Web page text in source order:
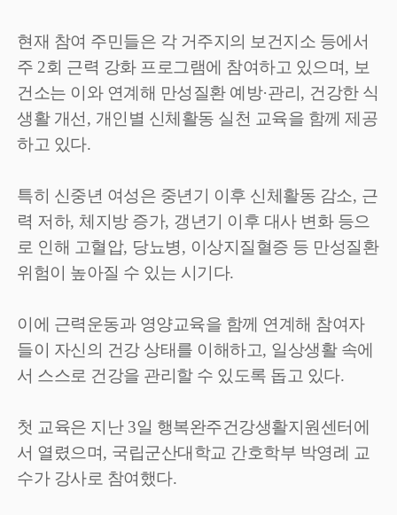
현재 참여 주민들은 각 거주지의 보건지소 등에서
주 2회 근력 강화 프로그램에 참여하고 있으며, 보
건소는 이와 연계해 만성질환 예방·관리, 건강한 식
생활 개선, 개인별 신체활동 실천 교육을 함께 제공
하고 있다.
특히 신중년 여성은 중년기 이후 신체활동 감소, 근
력 저하, 체지방 증가, 갱년기 이후 대사 변화 등으
로 인해 고혈압, 당뇨병, 이상지질혈증 등 만성질환
위험이 높아질 수 있는 시기다.
이에 근력운동과 영양교육을 함께 연계해 참여자
들이 자신의 건강 상태를 이해하고, 일상생활 속에
서 스스로 건강을 관리할 수 있도록 돕고 있다.
첫 교육은 지난 3일 행복완주건강생활지원센터에
서 열렸으며, 국립군산대학교 간호학부 박영례 교
수가 강사로 참여했다.